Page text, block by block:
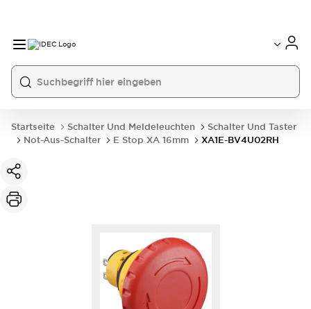
Startseite Schalter Und Meldeleuchten
Schalter Und Taster
Not-Aus-Schalter
E Stop XA 16mm XA1E-BV4U02RH